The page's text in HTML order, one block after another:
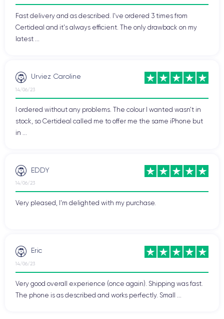
straordinarieofferte iPhone eofferte smartphone
troverai dispositivi di alta qualità a prezzi vantaggiosi.
Fast delivery and as described. I've ordered 3 times from
Certideal and it's always efficient. The only drawback on my
latest ...
Urviez Caroline
14/06/23
I ordered without any problems. The colour I wanted wasn't in
stock, so Certideal called me to offer me the same iPhone but
in ...
EDDY
14/06/23
Very pleased, I'm delighted with my purchase.
Eric
14/06/23
Very good overall experience (once again). Shipping was fast.
The phone is as described and works perfectly. Small ...